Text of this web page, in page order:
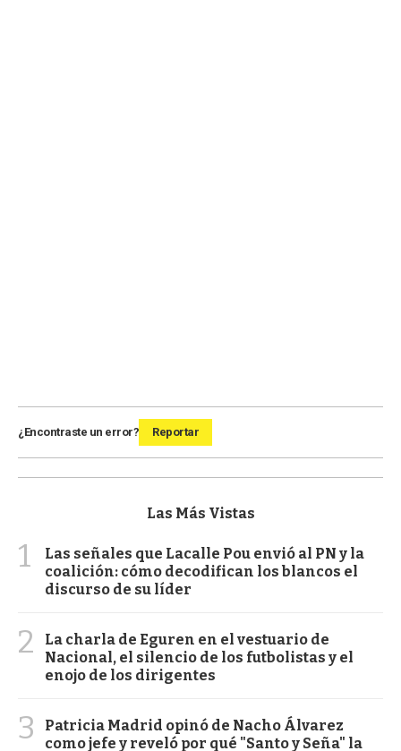
¿Encontraste un error? Reportar
Las Más Vistas
1
Las señales que Lacalle Pou envió al PN y la
coalición: cómo decodifican los blancos el
discurso de su líder
2
La charla de Eguren en el vestuario de
Nacional, el silencio de los futbolistas y el
enojo de los dirigentes
3
Patricia Madrid opinó de Nacho Álvarez
como jefe y reveló por qué "Santo y Seña" la